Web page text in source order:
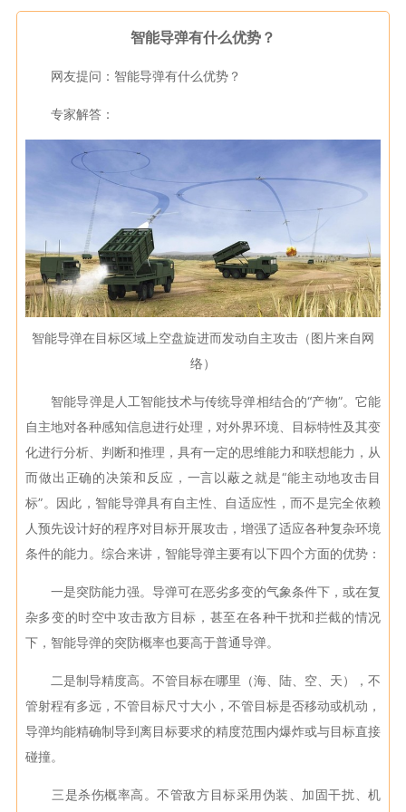
智能导弹有什么优势？
网友提问：智能导弹有什么优势？
专家解答：
智能导弹在目标区域上空盘旋进而发动自主攻击（图片来自网
络）
智能导弹是人工智能技术与传统导弹相结合的“产物”。它能
自主地对各种感知信息进行处理，对外界环境、目标特性及其变
化进行分析、判断和推理，具有一定的思维能力和联想能力，从
而做出正确的决策和反应，一言以蔽之就是“能主动地攻击目
标”。因此，智能导弹具有自主性、自适应性，而不是完全依赖
人预先设计好的程序对目标开展攻击，增强了适应各种复杂环境
条件的能力。综合来讲，智能导弹主要有以下四个方面的优势：
一是突防能力强。导弹可在恶劣多变的气象条件下，或在复
杂多变的时空中攻击敌方目标，甚至在各种干扰和拦截的情况
下，智能导弹的突防概率也要高于普通导弹。
二是制导精度高。不管目标在哪里（海、陆、空、天），不
管射程有多远，不管目标尺寸大小，不管目标是否移动或机动，
导弹均能精确制导到离目标要求的精度范围内爆炸或与目标直接
碰撞。
三是杀伤概率高。不管敌方目标采用伪装、加固干扰、机